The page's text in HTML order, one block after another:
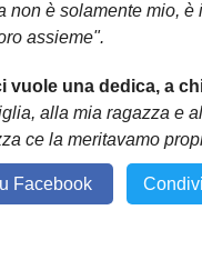
non è solamente mio, è
assieme".
vuole una dedica, a
alla mia ragazza e
ce la meritavamo
Facebook